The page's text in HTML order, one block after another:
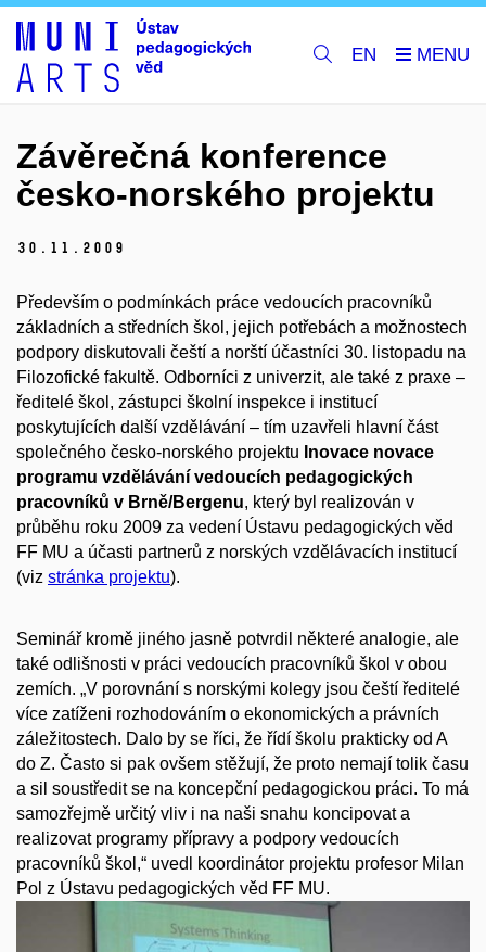
EN
Závěrečná konference
česko-norského projektu
30. 11. 2009
Především o podmínkách práce vedoucích pracovníků
základních a středních škol, jejich potřebách a možnostech
podpory diskutovali čeští a norští účastníci 30. listopadu na
Filozofické fakultě. Odborníci z univerzit, ale také z praxe –
ředitelé škol, zástupci školní inspekce i institucí
poskytujících další vzdělávání – tím uzavřeli hlavní část
společného česko-norského projektu Inovace novace
programu vzdělávání vedoucích pedagogických
pracovníků v Brně/Bergenu, který byl realizován v
průběhu roku 2009 za vedení Ústavu pedagogických věd
FF MU a účasti partnerů z norských vzdělávacích institucí
(viz stránka projektu).
Seminář kromě jiného jasně potvrdil některé analogie, ale
také odlišnosti v práci vedoucích pracovníků škol v obou
zemích. „V porovnání s norskými kolegy jsou čeští ředitelé
více zatíženi rozhodováním o ekonomických a právních
záležitostech. Dalo by se říci, že řídí školu prakticky od A
do Z. Často si pak ovšem stěžují, že proto nemají tolik času
a sil soustředit se na koncepční pedagogickou práci. To má
samozřejmě určitý vliv i na naši snahu koncipovat a
realizovat programy přípravy a podpory vedoucích
pracovníků škol,“ uvedl koordinátor projektu profesor Milan
Pol z Ústavu pedagogických věd FF MU.